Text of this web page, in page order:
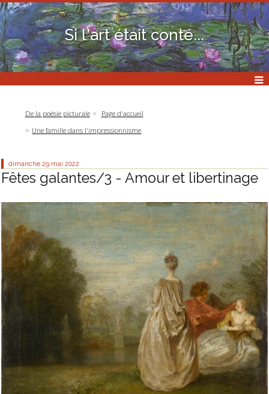
Si l'art était conté...
De la poésie picturale
Page d'accueil
Une famille dans l'impressionnisme
dimanche 29 mai 2022
Fêtes galantes/3 - Amour et libertinage